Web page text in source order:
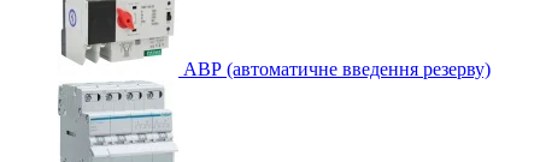
АВР (автоматичне введення резерву)